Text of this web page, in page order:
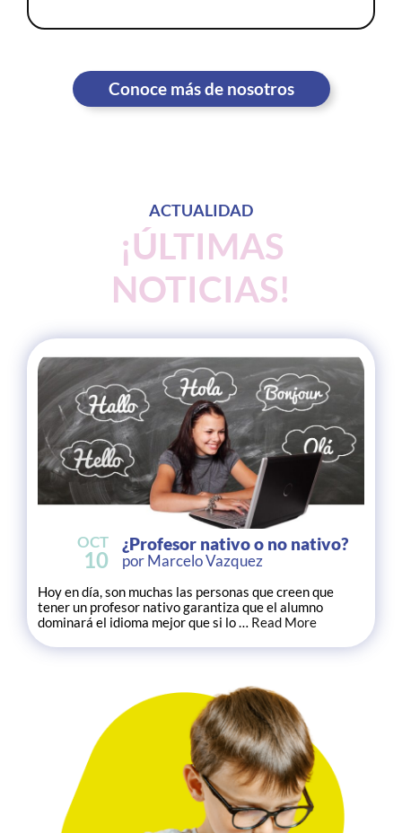
Conoce más de nosotros
ACTUALIDAD
¡ÚLTIMAS
NOTICIAS!
OCT
10
¿Profesor nativo o no nativo?
por Marcelo Vazquez
Hoy en día, son muchas las personas que creen que
tener un profesor nativo garantiza que el alumno
dominará el idioma mejor que si lo … Read More